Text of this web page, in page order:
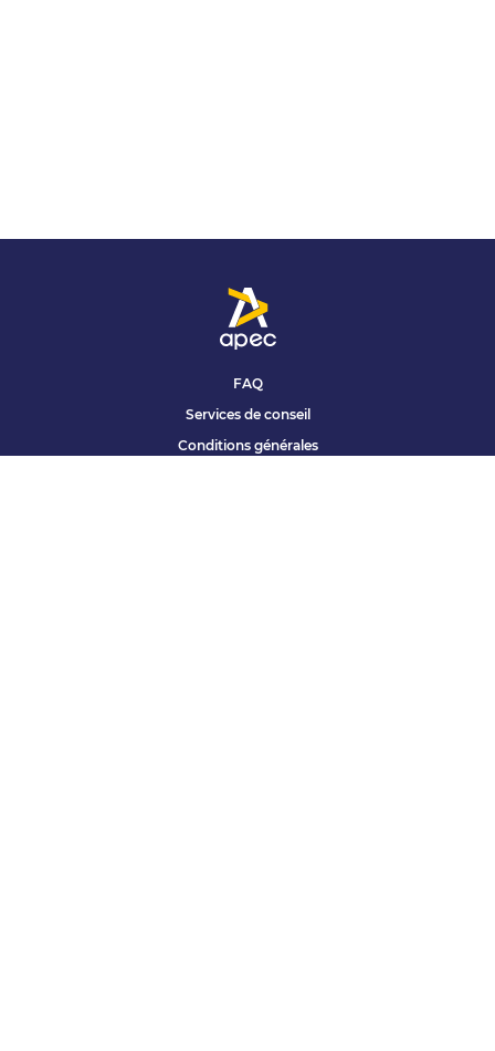
FAQ
Services de conseil
Conditions générales